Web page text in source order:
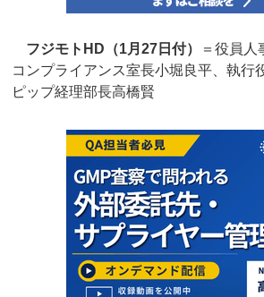
フジモトHD（1月27日付）
＝役員人
コンプライアンス室長小堀良平、執行
ピップ経理部長高橋賢